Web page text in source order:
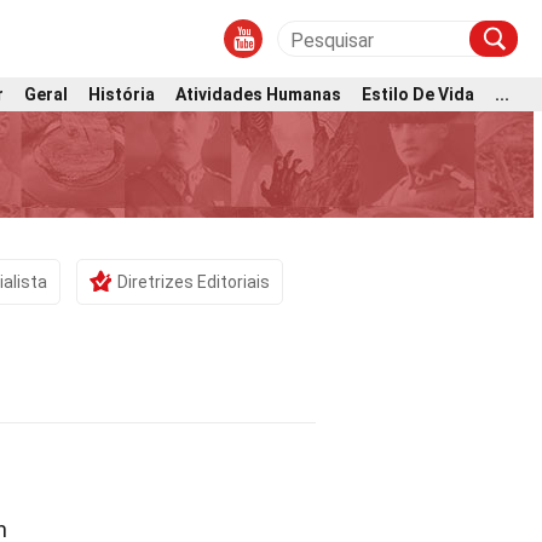
Geral História Atividades Humanas Estilo De Vida
...
Diretrizes Editoriais